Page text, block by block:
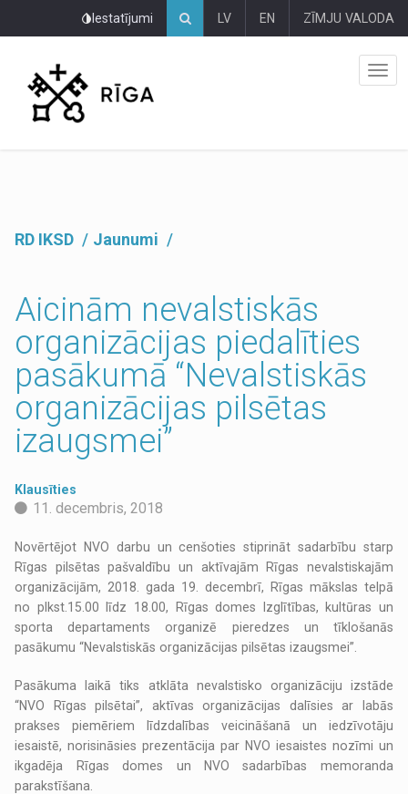
Iestatījumi LV EN ZĪMJU VALODA
RD IKSD Jaunumi
Aicinām nevalstiskās
organizācijas piedalīties
pasākumā “Nevalstiskās
organizācijas pilsētas
izaugsmei”
Klausīties
11. decembris, 2018
Novērtējot NVO darbu un cenšoties stiprināt sadarbību starp
Rīgas pilsētas pašvaldību un aktīvajām Rīgas nevalstiskajām
organizācijām, 2018. gada 19. decembrī, Rīgas mākslas telpā
no plkst.15.00 līdz 18.00, Rīgas domes Izglītības, kultūras un
sporta departaments organizē pieredzes un tīklošanās
pasākumu “Nevalstiskās organizācijas pilsētas izaugsmei”.
Pasākuma laikā tiks atklāta nevalstisko organizāciju izstāde
“NVO Rīgas pilsētai”, aktīvas organizācijas dalīsies ar labās
prakses piemēriem līdzdalības veicināšanā un iedzīvotāju
iesaistē, norisināsies prezentācija par NVO iesaistes nozīmi un
ikgadēja Rīgas domes un NVO sadarbības memoranda
parakstīšana.